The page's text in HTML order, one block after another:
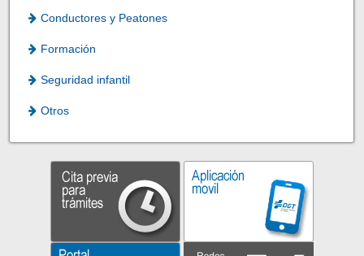
Conductores y Peatones
Formación
Seguridad infantil
Otros